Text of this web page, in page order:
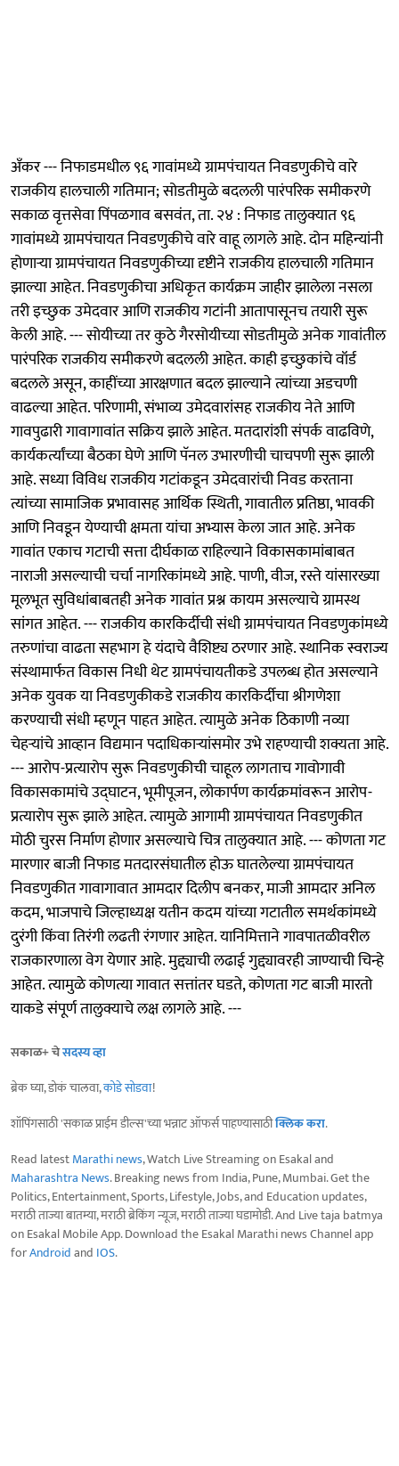
अँकर --- निफाडमधील ९६ गावांमध्ये ग्रामपंचायत निवडणुकीचे वारे
राजकीय हालचाली गतिमान; सोडतीमुळे बदलली पारंपरिक समीकरणे
सकाळ वृत्तसेवा पिंपळगाव बसवंत, ता. २४ : निफाड तालुक्यात ९६
गावांमध्ये ग्रामपंचायत निवडणुकीचे वारे वाहू लागले आहे. दोन महिन्यांनी
होणाऱ्या ग्रामपंचायत निवडणुकीच्या दृष्टीने राजकीय हालचाली गतिमान
झाल्या आहेत. निवडणुकीचा अधिकृत कार्यक्रम जाहीर झालेला नसला
तरी इच्छुक उमेदवार आणि राजकीय गटांनी आतापासूनच तयारी सुरू
केली आहे. --- सोयीच्या तर कुठे गैरसोयीच्या सोडतीमुळे अनेक गावांतील
पारंपरिक राजकीय समीकरणे बदलली आहेत. काही इच्छुकांचे वॉर्ड
बदलले असून, काहींच्या आरक्षणात बदल झाल्याने त्यांच्या अडचणी
वाढल्या आहेत. परिणामी, संभाव्य उमेदवारांसह राजकीय नेते आणि
गावपुढारी गावागावांत सक्रिय झाले आहेत. मतदारांशी संपर्क वाढविणे,
कार्यकर्त्यांच्या बैठका घेणे आणि पॅनल उभारणीची चाचपणी सुरू झाली
आहे. सध्या विविध राजकीय गटांकडून उमेदवारांची निवड करताना
त्यांच्या सामाजिक प्रभावासह आर्थिक स्थिती, गावातील प्रतिष्ठा, भावकी
आणि निवडून येण्याची क्षमता यांचा अभ्यास केला जात आहे. अनेक
गावांत एकाच गटाची सत्ता दीर्घकाळ राहिल्याने विकासकामांबाबत
नाराजी असल्याची चर्चा नागरिकांमध्ये आहे. पाणी, वीज, रस्ते यांसारख्या
मूलभूत सुविधांबाबतही अनेक गावांत प्रश्न कायम असल्याचे ग्रामस्थ
सांगत आहेत. --- राजकीय कारकिर्दीची संधी ग्रामपंचायत निवडणुकांमध्ये
तरुणांचा वाढता सहभाग हे यंदाचे वैशिष्ट्य ठरणार आहे. स्थानिक स्वराज्य
संस्थामार्फत विकास निधी थेट ग्रामपंचायतीकडे उपलब्ध होत असल्याने
अनेक युवक या निवडणुकीकडे राजकीय कारकिर्दीचा श्रीगणेशा
करण्याची संधी म्हणून पाहत आहेत. त्यामुळे अनेक ठिकाणी नव्या
चेहऱ्यांचे आव्हान विद्यमान पदाधिकाऱ्यांसमोर उभे राहण्याची शक्यता आहे.
--- आरोप-प्रत्यारोप सुरू निवडणुकीची चाहूल लागताच गावोगावी
विकासकामांचे उद्घाटन, भूमीपूजन, लोकार्पण कार्यक्रमांवरून आरोप-
प्रत्यारोप सुरू झाले आहेत. त्यामुळे आगामी ग्रामपंचायत निवडणुकीत
मोठी चुरस निर्माण होणार असल्याचे चित्र तालुक्यात आहे. --- कोणता गट
मारणार बाजी निफाड मतदारसंघातील होऊ घातलेल्या ग्रामपंचायत
निवडणुकीत गावागावात आमदार दिलीप बनकर, माजी आमदार अनिल
कदम, भाजपाचे जिल्हाध्यक्ष यतीन कदम यांच्या गटातील समर्थकांमध्ये
दुरंगी किंवा तिरंगी लढती रंगणार आहेत. यानिमित्ताने गावपातळीवरील
राजकारणाला वेग येणार आहे. मुद्द्याची लढाई गुद्द्यावरही जाण्याची चिन्हे
आहेत. त्यामुळे कोणत्या गावात सत्तांतर घडते, कोणता गट बाजी मारतो
याकडे संपूर्ण तालुक्याचे लक्ष लागले आहे. ---
सकाळ+ चेसदस्य व्हा
ब्रेक घ्या, डोकं चालवा,कोडे सोडवा!
शॉपिंगसाठी 'सकाळ प्राईम डील्स'च्या भन्नाट ऑफर्स पाहण्यासाठीक्लिक करा.
Read latestMarathi news, Watch Live Streaming on Esakal and
Maharashtra News. Breaking news from India, Pune, Mumbai. Get the
Politics, Entertainment, Sports, Lifestyle, Jobs, and Education updates,
मराठी ताज्या बातम्या, मराठी ब्रेकिंग न्यूज, मराठी ताज्या घडामोडी. And Live taja batmya
on Esakal Mobile App. Download the Esakal Marathi news Channel app
forAndroidand IOS.